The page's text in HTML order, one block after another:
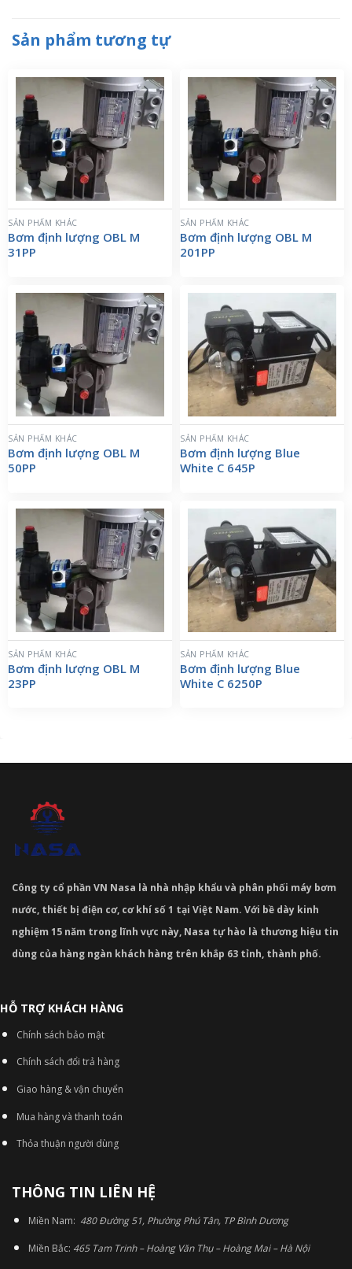
Sản phẩm tương tự
SẢN PHẨM KHÁC
Bơm định lượng OBL M
31PP
SẢN PHẨM KHÁC
Bơm định lượng OBL M
201PP
SẢN PHẨM KHÁC
Bơm định lượng OBL M
50PP
SẢN PHẨM KHÁC
Bơm định lượng Blue
White C 645P
SẢN PHẨM KHÁC
Bơm định lượng OBL M
23PP
SẢN PHẨM KHÁC
Bơm định lượng Blue
White C 6250P
Công ty cổ phần VN Nasa là nhà nhập khẩu và phân phối máy bơm
nước, thiết bị điện cơ, cơ khí số 1 tại Việt Nam. Với bề dày kinh
nghiệm 15 năm trong lĩnh vực này, Nasa tự hào là thương hiệu tin
dùng của hàng ngàn khách hàng trên khắp 63 tỉnh, thành phố.
HỖ TRỢ KHÁCH HÀNG
Chính sách bảo mật
Chính sách đổi trả hàng
Giao hàng & vận chuyển
Mua hàng và thanh toán
Thỏa thuận người dùng
THÔNG TIN LIÊN HỆ
Miền Nam: 480 Đường 51, Phường Phú Tân, TP Bình Dương
Miền Bắc: 465 Tam Trinh – Hoàng Văn Thụ – Hoàng Mai – Hà Nội